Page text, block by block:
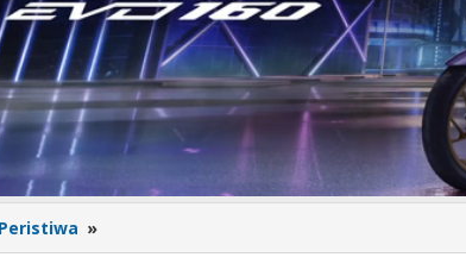
Peristiwa »
Aliran